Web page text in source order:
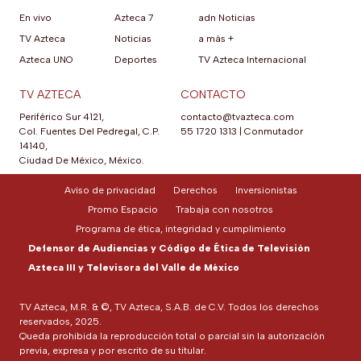
En vivo
TV Azteca
Azteca UNO
Azteca 7
Noticias
Deportes
adn Noticias
a más +
TV Azteca Internacional
TV AZTECA
Periférico Sur 4121,
Col. Fuentes Del Pedregal, C.P.
14140,
Ciudad De México, México.
CONTACTO
contacto@tvazteca.com
55 1720 1313
Conmutador
TV Azteca, M.R. & ©, TV Azteca, S.A.B. de C.V. Todos los derechos
reservados, 2025.
Queda prohibida la reproducción total o parcial sin la autorización
previa, expresa y por escrito de su titular.
Aviso de privacidad Derechos
Inversionistas
Promo Espacio
Trabaja con nosotros
Programa de ética, integridad y cumplimiento
Defensor de Audiencias y Código de Ética de Televisión
Azteca III y Televisora del Valle de México